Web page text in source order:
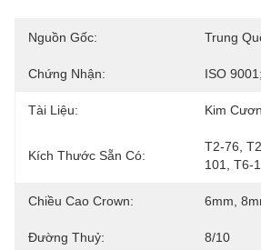
Nguồn Gốc: Trung
Chứng Nhận: ISO
Tài Liệu: Kim
Kích Thước Sẵn Có:
T2-76,
101, T6-
Chiều Cao Crown: 6mm,
Đường Thuỷ: 8/10